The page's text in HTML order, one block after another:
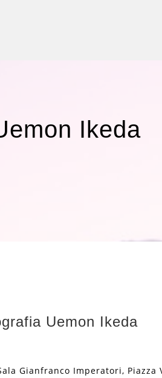
Ikeda
Uemon Ikeda
Gianfranco Imperatori, Piazza